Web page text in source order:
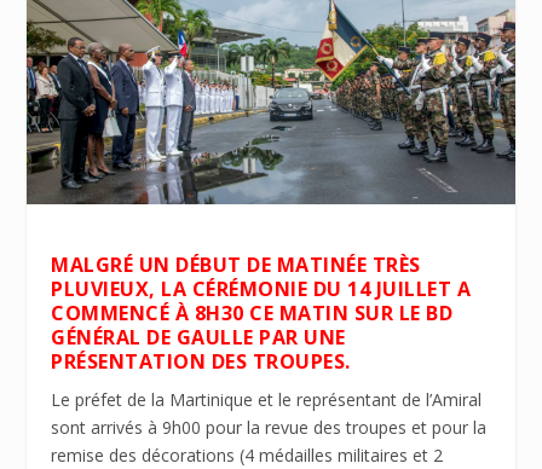
MALGRÉ UN DÉBUT DE MATINÉE TRÈS
PLUVIEUX, LA CÉRÉMONIE DU 14 JUILLET A
COMMENCÉ À 8H30 CE MATIN SUR LE BD
GÉNÉRAL DE GAULLE PAR UNE
PRÉSENTATION DES TROUPES.
Le préfet de la Martinique et le représentant de l’Amiral
sont arrivés à 9h00 pour la revue des troupes et pour la
remise des décorations (4 médailles militaires et 2